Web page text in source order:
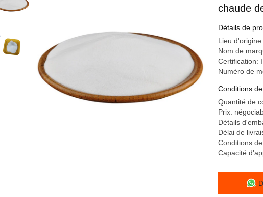
chaude
Détails de
Lieu
Nom de
Certification:
Numéro de
Conditions
Quantité de
Prix:
Détails
Délai de
Conditions
Capacité